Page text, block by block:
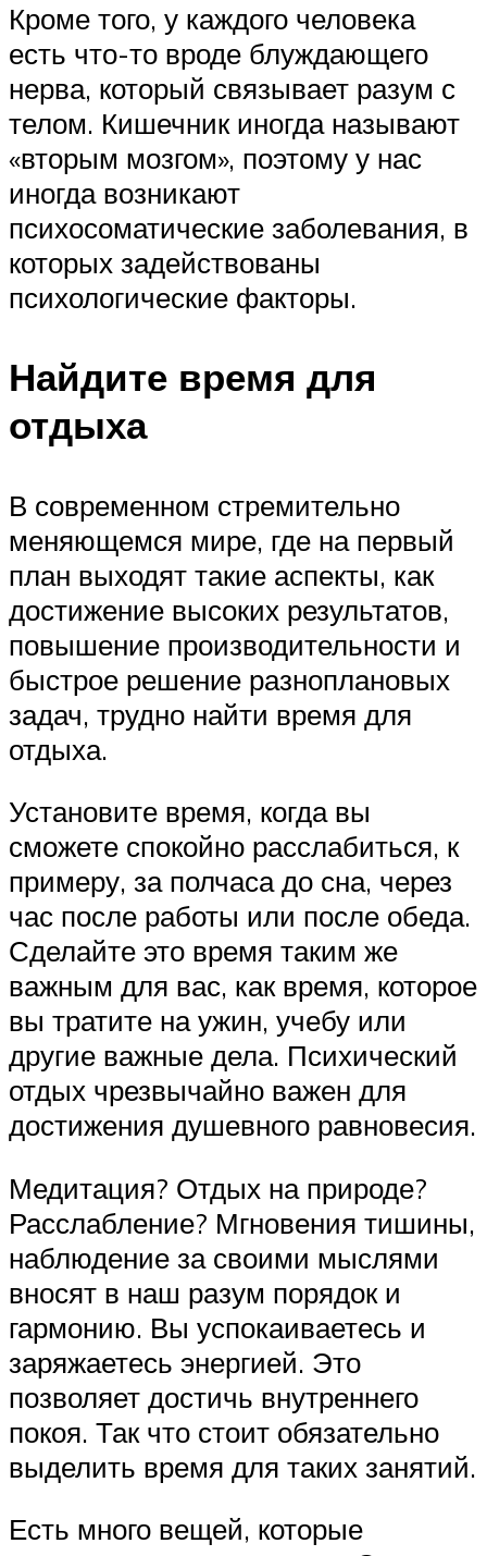
Кроме того, у каждого человека
есть что-то вроде блуждающего
нерва, который связывает разум с
телом. Кишечник иногда называют
«вторым мозгом», поэтому у нас
иногда возникают
психосоматические заболевания, в
которых задействованы
психологические факторы.
Найдите время для
отдыха
В современном стремительно
меняющемся мире, где на первый
план выходят такие аспекты, как
достижение высоких результатов,
повышение производительности и
быстрое решение разноплановых
задач, трудно найти время для
отдыха.
Установите время, когда вы
сможете спокойно расслабиться, к
примеру, за полчаса до сна, через
час после работы или после обеда.
Сделайте это время таким же
важным для вас, как время, которое
вы тратите на ужин, учебу или
другие важные дела. Психический
отдых чрезвычайно важен для
достижения душевного равновесия.
Медитация? Отдых на природе?
Расслабление? Мгновения тишины,
наблюдение за своими мыслями
вносят в наш разум порядок и
гармонию. Вы успокаиваетесь и
заряжаетесь энергией. Это
позволяет достичь внутреннего
покоя. Так что стоит обязательно
выделить время для таких занятий.
Есть много вещей, которые